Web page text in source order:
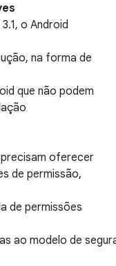
o Android
na forma de
que não podem
oferecer
de permissão,
de permissões
ao modelo de